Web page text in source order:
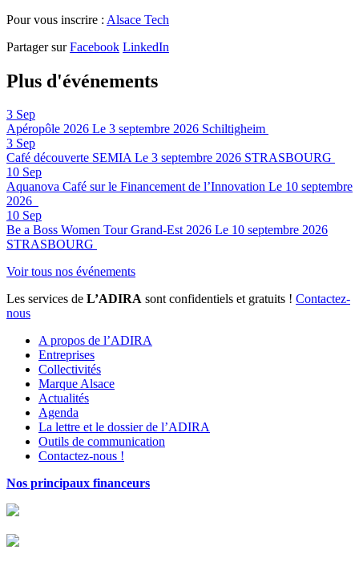
Pour vous inscrire : Alsace Tech
Partager sur Facebook LinkedIn
Plus d'événements
3 Sep
Apéropôle 2026 Le 3 septembre 2026 Schiltigheim
3 Sep
Café découverte SEMIALe 3 septembre 2026 STRASBOURG
10 Sep
Aquanova Café sur le Financement de l’Innovation Le 10 septembre
2026
10 Sep
Be a Boss Women Tour Grand-Est 2026 Le 10 septembre 2026
STRASBOURG
Voir tous nos événements
Les services de L’ADIRA sont confidentiels et gratuits ! Contactez-
nous
A propos de l’ADIRA
Entreprises
Collectivités
Marque Alsace
Actualités
Agenda
La lettre et le dossier de l’ADIRA
Outils de communication
Contactez-nous !
Nos principaux financeurs